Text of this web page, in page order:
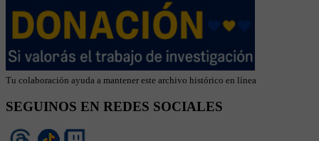
Tu colaboración ayuda a mantener este archivo histórico en línea
SEGUINOS EN REDES SOCIALES